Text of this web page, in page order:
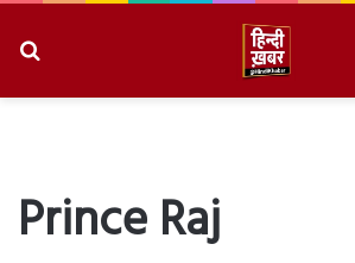
Prince Raj